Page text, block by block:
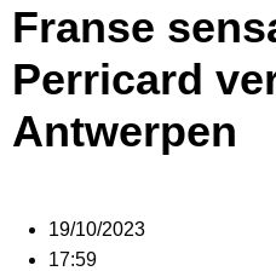
Franse
Perricard
Antwerpen
19/10/2023
17:59